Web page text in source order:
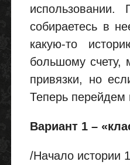
собираетесь в
какую-то
большому счету,
привязки, но
Теперь перейдем
Вариант 1 –
/Начало истории